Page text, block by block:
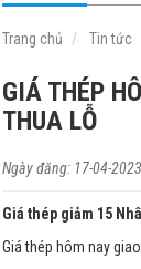
Trang chủ Tin tức
GIÁ THÉP
THUA LỖ
Ngày đăng: 17-04-
Giá thép giảm 15
Giá thép hôm nay